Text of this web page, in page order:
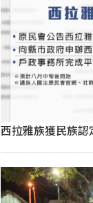
西拉雅族獲民族